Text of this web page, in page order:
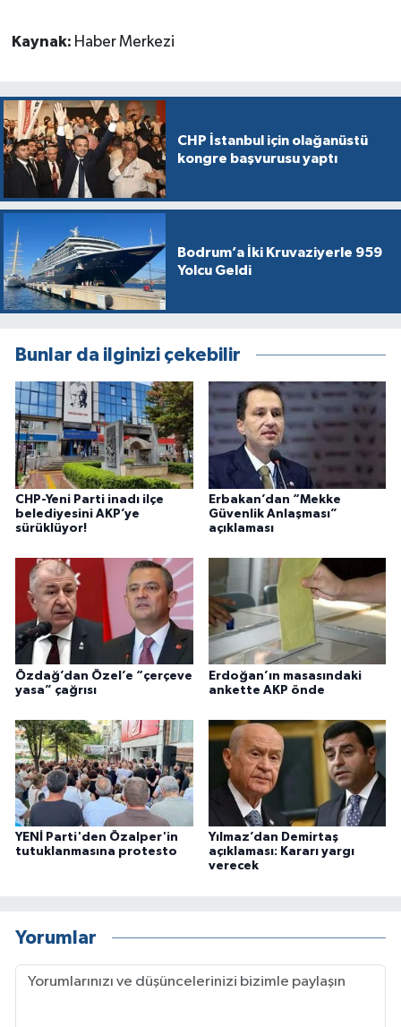
Kaynak: Haber Merkezi
CHP İstanbul için olağanüstü
kongre başvurusu yaptı
Bodrum’a İki Kruvaziyerle 959
Yolcu Geldi
Bunlar da ilginizi çekebilir
CHP-Yeni Parti inadı ilçe
belediyesini AKP’ye
sürüklüyor!
Erbakan’dan “Mekke
Güvenlik Anlaşması”
açıklaması
Özdağ’dan Özel’e “çerçeve
yasa” çağrısı
Erdoğan’ın masasındaki
ankette AKP önde
YENİ Parti'den Özalper'in
tutuklanmasına protesto
Yılmaz’dan Demirtaş
açıklaması: Kararı yargı
verecek
Yorumlar